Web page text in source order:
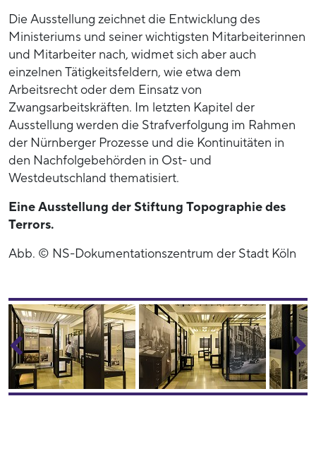
Die Ausstellung zeichnet die Entwicklung des
Ministeriums und seiner wichtigsten Mitarbeiterinnen
und Mitarbeiter nach, widmet sich aber auch
einzelnen Tätigkeitsfeldern, wie etwa dem
Arbeitsrecht oder dem Einsatz von
Zwangsarbeitskräften. Im letzten Kapitel der
Ausstellung werden die Strafverfolgung im Rahmen
der Nürnberger Prozesse und die Kontinuitäten in
den Nachfolgebehörden in Ost- und
Westdeutschland thematisiert.
Eine Ausstellung der Stiftung Topographie des
Terrors.
Abb. © NS-Dokumentationszentrum der Stadt Köln